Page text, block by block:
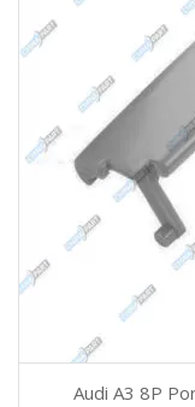
Audi A3 8P